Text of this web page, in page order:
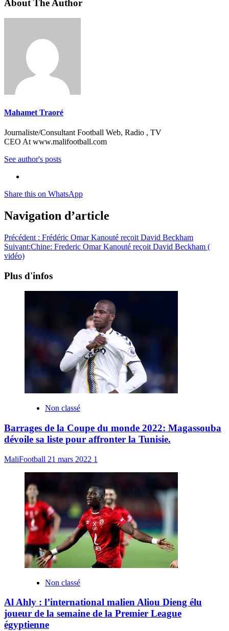
About The Author
Mahamet Traoré
Journaliste/Consultant Football Web, Radio , TV
CEO At www.malifootball.com
See author's posts
Share this on WhatsApp
Navigation d’article
Précédent : Frédéric Omar Kanouté reçoit David Beckham
Suivant:Chine: Frederic Omar Kanouté reçoit David Beckham (
vidéo)
Plus d'infos
Non classé
Barrages de la Coupe du monde 2022: Magassouba
dévoile sa liste pour affronter la Tunisie.
MaliFootball 21 mars 2022 1
Non classé
Al Ahly : l’international malien Aliou Dieng élu
joueur de la semaine de la Premier League
égyptienne